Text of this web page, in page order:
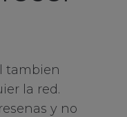
tambien
la red.
y no